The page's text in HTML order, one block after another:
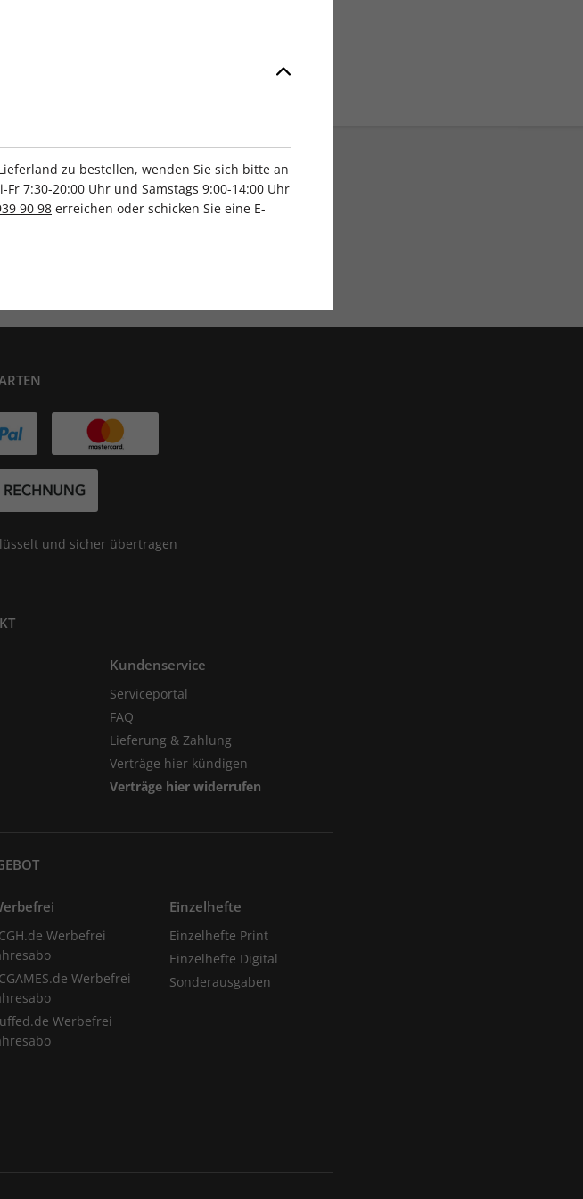
und sicher übertragen
Kundenservice
Serviceportal
FAQ
Lieferung & Zahlung
Verträge hier kündigen
Verträge hier widerrufen
Werbefrei
Werbefrei
Werbefrei
Einzelhefte
Einzelhefte Print
Einzelhefte Digital
Sonderausgaben
zu bestellen, wenden Sie sich bitte an
7:30-20:00 Uhr und Samstags 9:00-14:00 Uhr
90 98 erreichen oder schicken Sie eine E-